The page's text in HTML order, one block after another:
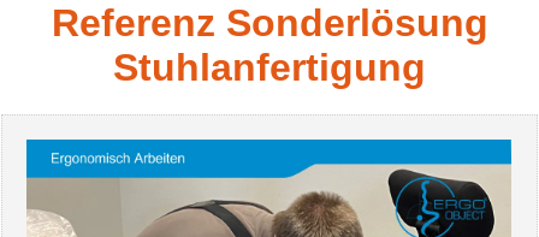
Referenz Sonderlösung
Stuhlanfertigung